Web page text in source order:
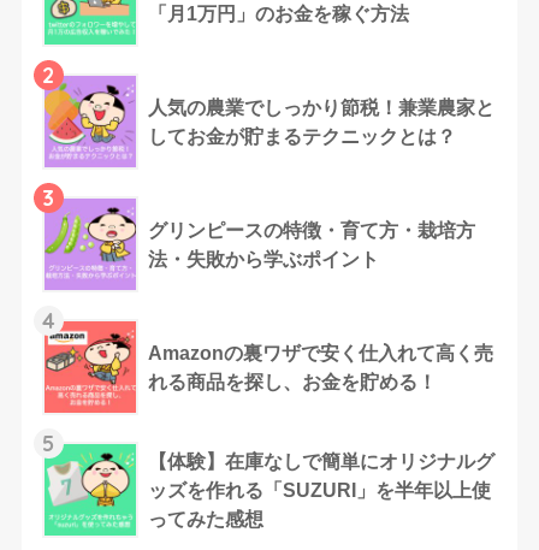
「月1万円」のお金を稼ぐ方法
2
人気の農業でしっかり節税！兼業農家と
してお金が貯まるテクニックとは？
3
グリンピースの特徴・育て方・栽培方
法・失敗から学ぶポイント
4
Amazonの裏ワザで安く仕入れて高く売
れる商品を探し、お金を貯める！
5
【体験】在庫なしで簡単にオリジナルグ
ッズを作れる「SUZURI」を半年以上使
ってみた感想